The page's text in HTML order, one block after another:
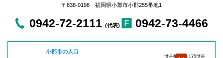
〒838-0198 福岡県小郡市小郡255番地1
0942-72-2111 (代表) 0942-73-4466
小郡市の人口
世帯数：27,175世帯